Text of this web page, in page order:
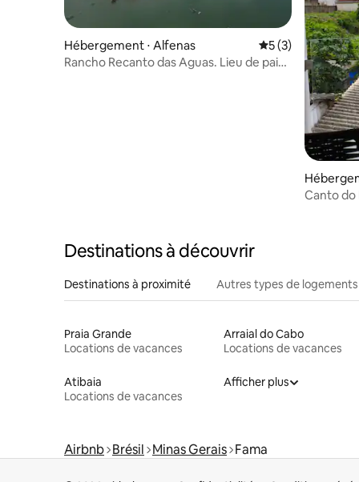
Hébergement ⋅ Alfenas Évaluation
5 (3)
Rancho Recanto das Aguas. Lieu de paix
Canto do
Destinations à découvrir
Destinations à proximité Autres types de logements
Praia Grande
Locations de vacances
Arraial do Cabo
Locations de vacances
Atibaia
Locations de vacances
Afficher plus
Airbnb Brésil Minas Gerais Fama